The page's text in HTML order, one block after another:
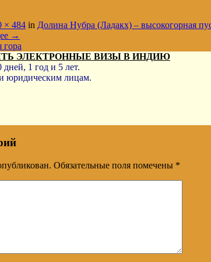
× 484 in Долина Нубра (Ладакх) – высокогорная
→
ЭЛЕКТРОННЫЕ ВИЗЫ В ИНДИЮ
1 год и 5 лет.
юридическим лицам.
Обязательные поля помечены *